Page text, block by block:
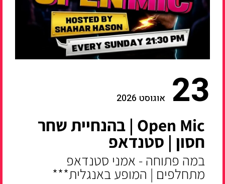
23 אוגוסט 2026
Open Mic | בהנחיית שחר
חסון | סטנדאפ
במה פתוחה - אמני סטנדאפ
מתחלפים | המופע באנגלית***